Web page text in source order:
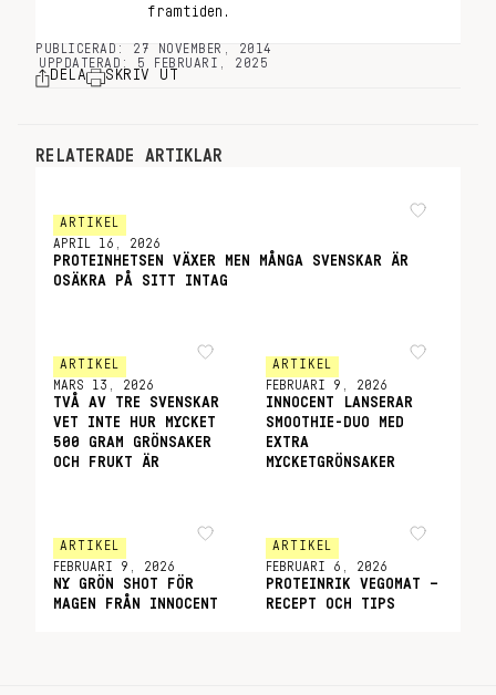
framtiden.
PUBLICERAD: 27 NOVEMBER, 2014
UPPDATERAD: 5 FEBRUARI, 2025
DELA SKRIV UT
RELATERADE ARTIKLAR
ARTIKEL
APRIL 16, 2026
PROTEINHETSEN VÄXER MEN MÅNGA SVENSKAR ÄR
OSÄKRA PÅ SITT INTAG
ARTIKEL
MARS 13, 2026
TVÅ AV TRE SVENSKAR
VET INTE HUR MYCKET
500 GRAM GRÖNSAKER
OCH FRUKT ÄR
ARTIKEL
FEBRUARI 9, 2026
INNOCENT LANSERAR
SMOOTHIE-DUO MED
EXTRA
MYCKETGRÖNSAKER
ARTIKEL
FEBRUARI 9, 2026
NY GRÖN SHOT FÖR
MAGEN FRÅN INNOCENT
ARTIKEL
FEBRUARI 6, 2026
PROTEINRIK VEGOMAT –
RECEPT OCH TIPS